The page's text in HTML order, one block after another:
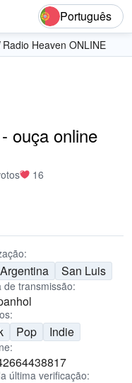
Português
Radio Heaven ONLINE
ouça online
16
Argentina San Luis
de transmissão:
Pop Indie
última verificação: